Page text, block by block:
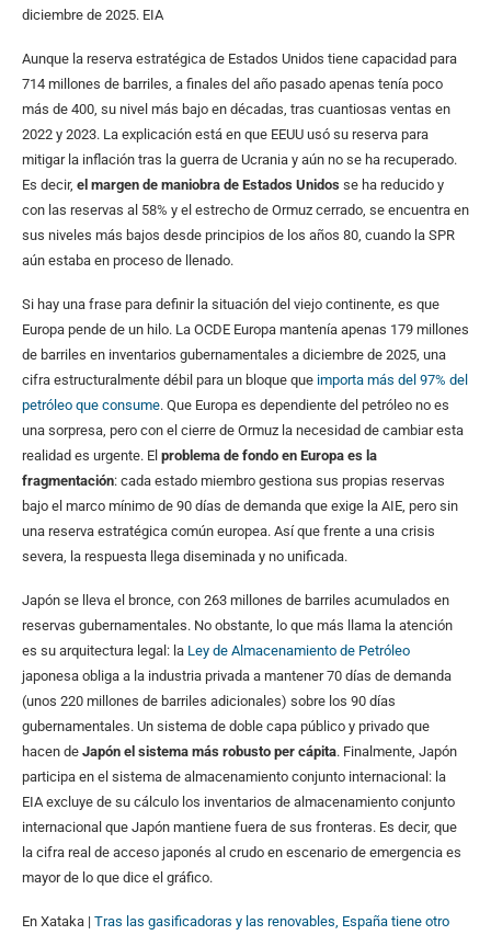
diciembre de 2025. EIA
Aunque la reserva estratégica de Estados Unidos tiene capacidad para
714 millones de barriles, a finales del año pasado apenas tenía poco
más de 400, su nivel más bajo en décadas, tras cuantiosas ventas en
2022 y 2023. La explicación está en que EEUU usó su reserva para
mitigar la inflación tras la guerra de Ucrania y aún no se ha recuperado.
Es decir, el margen de maniobra de Estados Unidos se ha reducido y
con las reservas al 58% y el estrecho de Ormuz cerrado, se encuentra en
sus niveles más bajos desde principios de los años 80, cuando la SPR
aún estaba en proceso de llenado.
Si hay una frase para definir la situación del viejo continente, es que
Europa pende de un hilo. La OCDE Europa mantenía apenas 179 millones
de barriles en inventarios gubernamentales a diciembre de 2025, una
cifra estructuralmente débil para un bloque que importa más del 97% del
petróleo que consume. Que Europa es dependiente del petróleo no es
una sorpresa, pero con el cierre de Ormuz la necesidad de cambiar esta
realidad es urgente. El problema de fondo en Europa es la
fragmentación: cada estado miembro gestiona sus propias reservas
bajo el marco mínimo de 90 días de demanda que exige la AIE, pero sin
una reserva estratégica común europea. Así que frente a una crisis
severa, la respuesta llega diseminada y no unificada.
Japón se lleva el bronce, con 263 millones de barriles acumulados en
reservas gubernamentales. No obstante, lo que más llama la atención
es su arquitectura legal: la Ley de Almacenamiento de Petróleo
japonesa obliga a la industria privada a mantener 70 días de demanda
(unos 220 millones de barriles adicionales) sobre los 90 días
gubernamentales. Un sistema de doble capa público y privado que
hacen de Japón el sistema más robusto per cápita. Finalmente, Japón
participa en el sistema de almacenamiento conjunto internacional: la
EIA excluye de su cálculo los inventarios de almacenamiento conjunto
internacional que Japón mantiene fuera de sus fronteras. Es decir, que
la cifra real de acceso japonés al crudo en escenario de emergencia es
mayor de lo que dice el gráfico.
En Xataka | Tras las gasificadoras y las renovables, España tiene otro